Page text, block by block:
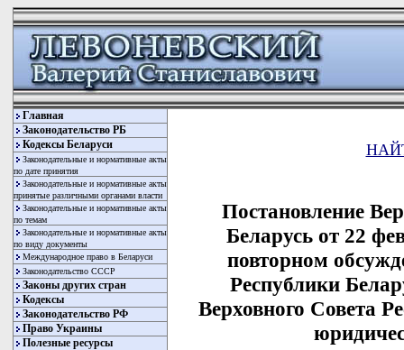
Главная
Законодательство РБ
Кодексы Беларуси
Законодательные и нормативные акты
по дате принятия
Законодательные и нормативные акты
принятые различными органами власти
Законодательные и нормативные акты
по темам
Законодательные и нормативные акты
по виду документы
Международное право в Беларуси
Законодательство СССР
Законы других стран
Кодексы
Законодательство РФ
Право Украины
Полезные ресурсы
Постановление
Беларусь от 22
повторном
Республики
Верховного Совета